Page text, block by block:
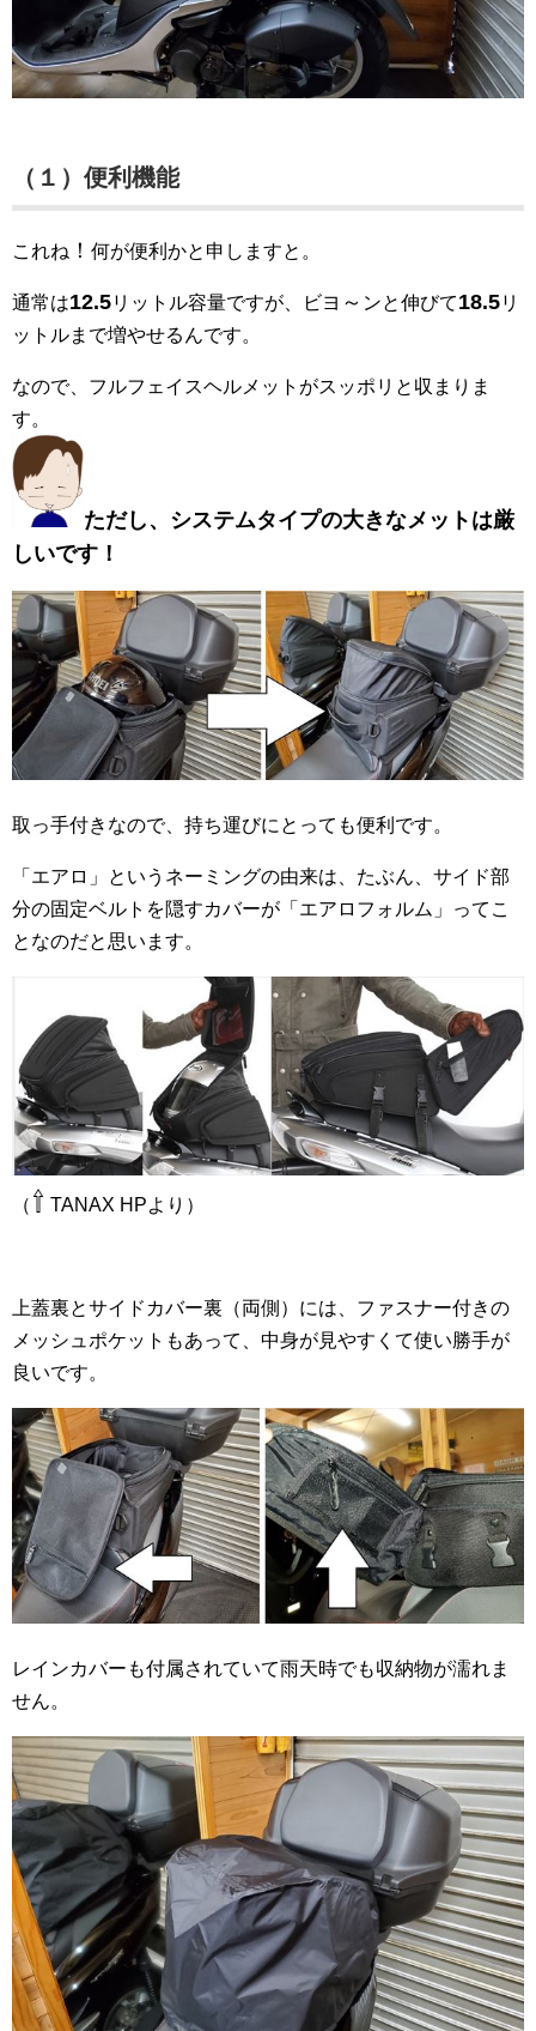
（１）便利機能
これね ！ 何が便利かと申しますと。
通常は12.5リットル容量ですが、ビヨ ～ ンと伸びて18.5リ
ットルまで増やせるんです。
なので、フルフェイスヘルメットがスッポリと収まりま
す。
ただし、システムタイプの大きなメットは厳
しいです！
取っ手付きなので、持ち運びにとっても便利です。
「エアロ」というネーミングの由来は、たぶん、サイド部
分の固定ベルトを隠すカバーが「エアロフォルム」ってこ
となのだと思います。
（ ⇧ TANAX HPより）
上蓋裏とサイドカバー裏（両側）には、ファスナー付きの
メッシュポケットもあって、中身が見やすくて使い勝手が
良いです。
レインカバーも付属されていて雨天時でも収納物が濡れま
せん。